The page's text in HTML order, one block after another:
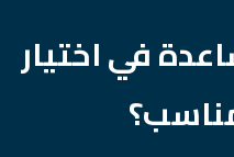
في اختيار